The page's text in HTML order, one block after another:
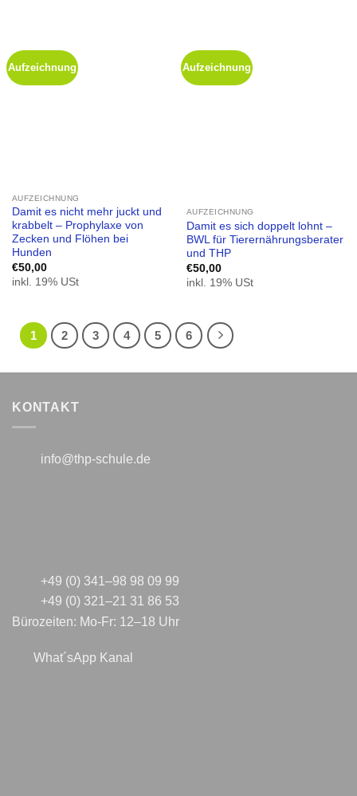
Aufzeichnung
AUFZEICHNUNG
Damit es nicht mehr juckt und
krabbelt – Prophylaxe von
Zecken und Flöhen bei
Hunden
€50,00
inkl. 19% USt
Aufzeichnung
AUFZEICHNUNG
Damit es sich doppelt lohnt –
BWL für Tierernährungsberater
und THP
€50,00
inkl. 19% USt
1 2 3 4 5 6
KONTAKT
info@thp-schule.de
+49 (0) 341–98 98 09 99
+49 (0) 321–21 31 86 53
Bürozeiten: Mo-Fr: 12–18 Uhr
What´sApp Kanal